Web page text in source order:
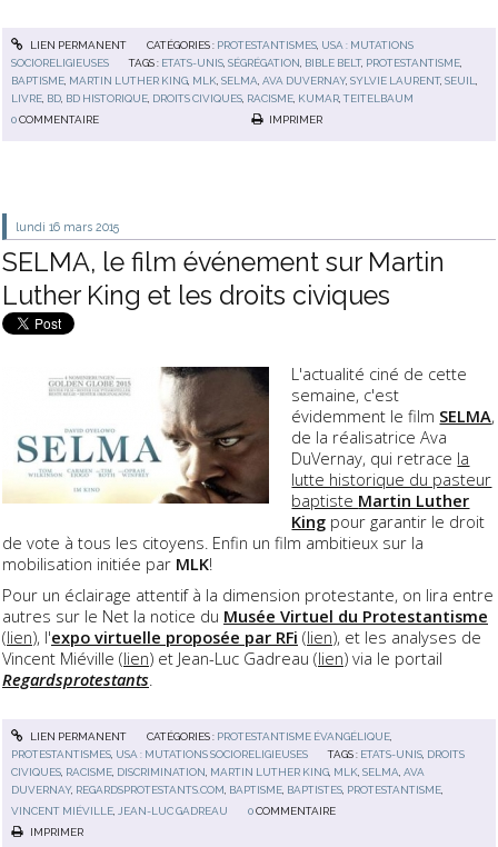
LIEN PERMANENT CATÉGORIES : PROTESTANTISMES, USA : MUTATIONS
SOCIORELIGIEUSES
TAGS : ETATS-UNIS ,SÉGRÉGATION BIBLE BELT, PROTESTANTISME
BAPTISME MARTIN LUTHER KING MLK ,SELMA ,AVA DUVERNAY,SYLVIE LAURENT,SEUIL
LIVRE BD BD HISTORIQUE DROITS CIVIQUES RACISME KUMAR ,TEITELBAUM
0COMMENTAIRE IMPRIMER
lundi 16 mars 2015
SELMA, le film événement sur Martin
Luther King et les droits civiques
L'actualité ciné de cette
semaine, c'est
évidemment le film SELMA,
de la réalisatrice Ava
DuVernay, qui retrace la
lutte historique du pasteur
baptiste Martin Luther
King pour garantir le droit
de vote à tous les citoyens. Enfin un film ambitieux sur la
mobilisation initiée par MLK!
Pour un éclairage attentif à la dimension protestante, on lira entre
autres sur le Net la notice du Musée Virtuel du Protestantisme
(lien), l'expo virtuelle proposée par RFi (lien), et les analyses de
Vincent Miéville (lien) et Jean-Luc Gadreau (lien) via le portail
Regardsprotestants
LIEN PERMANENT CATÉGORIES : PROTESTANTISME ÉVANGÉLIQUE,
PROTESTANTISMES USA : MUTATIONS SOCIORELIGIEUSES TAGS : ETATS-UNIS DROITS
CIVIQUES RACISME DISCRIMINATION MARTIN LUTHER KING MLK ,SELMA ,AVA
DUVERNAY, REGARDSPROTESTANTS.COM BAPTISME BAPTISTES PROTESTANTISME
VINCENT MIÉVILLE
JEAN-LUC GADREAU 0 COMMENTAIRE
IMPRIMER